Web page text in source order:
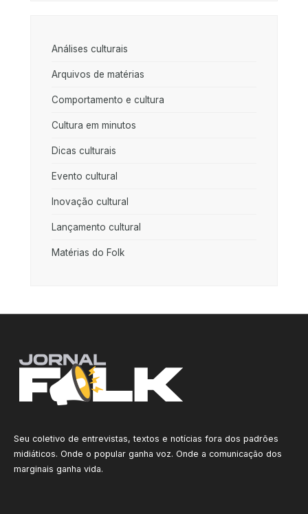
Análises culturais
Arquivos de matérias
Comportamento e cultura
Cultura em minutos
Dicas culturais
Evento cultural
Inovação cultural
Lançamento cultural
Matérias do Folk
Seu coletivo de entrevistas, textos e notícias fora dos padrões
midiáticos. Onde o popular ganha voz. Onde a comunicação dos
marginais ganha vida.